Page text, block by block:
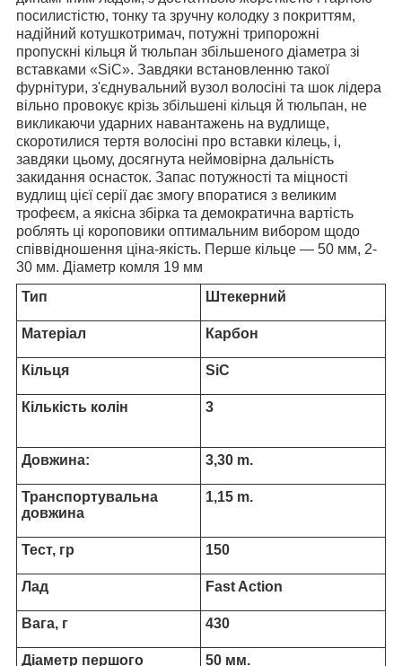
посилистістю, тонку та зручну колодку з покриттям,
надійний котушкотримач, потужні трипорожні
пропускні кільця й тюльпан збільшеного діаметра зі
вставками «SiC». Завдяки встановленню такої
фурнітури, з'єднувальний вузол волосіні та шок лідера
вільно провокує крізь збільшені кільця й тюльпан, не
викликаючи ударних навантажень на вудлище,
скоротилися тертя волосіні про вставки кілець, і,
завдяки цьому, досягнута неймовірна дальність
закидання оснасток. Запас потужності та міцності
вудлищ цієї серії дає змогу впоратися з великим
трофеєм, а якісна збірка та демократична вартість
роблять ці короповики оптимальним вибором щодо
співвідношення ціна-якість. Перше кільце — 50 мм, 2-
30 мм. Діаметр комля 19 мм
Тип
Штекерний
Матеріал Карбон
Кільця SiC
Кількість колін 3
Довжина: 3,30 m.
Транспортувальна
довжина
1,15 m.
Тест, гр 150
Лад Fast Action
Вага, г 430
Діаметр першого 50 мм.